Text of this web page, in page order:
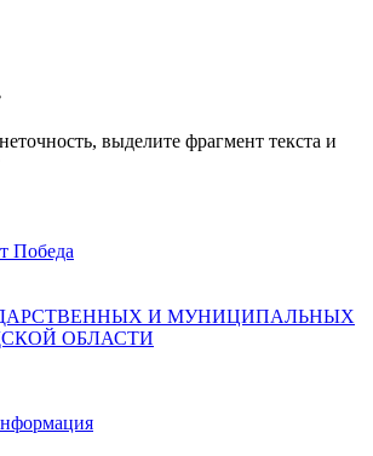
выделите фрагмент текста и